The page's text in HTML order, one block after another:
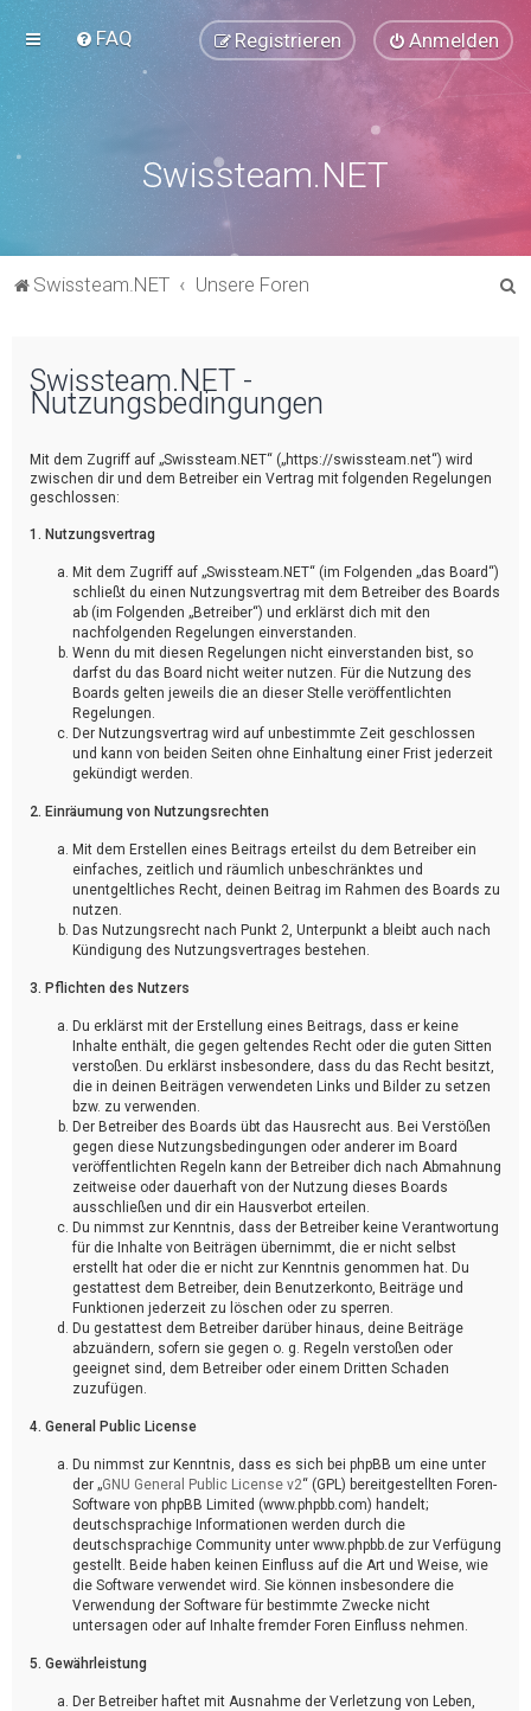
FAQ Anmelden
Registrieren
Swissteam.NET
Swissteam.NET Unsere Foren
Swissteam.NET -
Nutzungsbedingungen
Mit dem Zugriff auf „Swissteam.NET“ („https://swissteam.net“) wird
zwischen dir und dem Betreiber ein Vertrag mit folgenden Regelungen
geschlossen:
1. Nutzungsvertrag
Mit dem Zugriff auf „Swissteam.NET“ (im Folgenden „das Board“)
schließt du einen Nutzungsvertrag mit dem Betreiber des Boards
ab (im Folgenden „Betreiber“) und erklärst dich mit den
nachfolgenden Regelungen einverstanden.
Wenn du mit diesen Regelungen nicht einverstanden bist, so
darfst du das Board nicht weiter nutzen. Für die Nutzung des
Boards gelten jeweils die an dieser Stelle veröffentlichten
Regelungen.
Der Nutzungsvertrag wird auf unbestimmte Zeit geschlossen
und kann von beiden Seiten ohne Einhaltung einer Frist jederzeit
gekündigt werden.
2. Einräumung von Nutzungsrechten
Mit dem Erstellen eines Beitrags erteilst du dem Betreiber ein
einfaches, zeitlich und räumlich unbeschränktes und
unentgeltliches Recht, deinen Beitrag im Rahmen des Boards zu
nutzen.
Das Nutzungsrecht nach Punkt 2, Unterpunkt a bleibt auch nach
Kündigung des Nutzungsvertrages bestehen.
3. Pflichten des Nutzers
Du erklärst mit der Erstellung eines Beitrags, dass er keine
Inhalte enthält, die gegen geltendes Recht oder die guten Sitten
verstoßen. Du erklärst insbesondere, dass du das Recht besitzt,
die in deinen Beiträgen verwendeten Links und Bilder zu setzen
bzw. zu verwenden.
Der Betreiber des Boards übt das Hausrecht aus. Bei Verstößen
gegen diese Nutzungsbedingungen oder anderer im Board
veröffentlichten Regeln kann der Betreiber dich nach Abmahnung
zeitweise oder dauerhaft von der Nutzung dieses Boards
ausschließen und dir ein Hausverbot erteilen.
Du nimmst zur Kenntnis, dass der Betreiber keine Verantwortung
für die Inhalte von Beiträgen übernimmt, die er nicht selbst
erstellt hat oder die er nicht zur Kenntnis genommen hat. Du
gestattest dem Betreiber, dein Benutzerkonto, Beiträge und
Funktionen jederzeit zu löschen oder zu sperren.
Du gestattest dem Betreiber darüber hinaus, deine Beiträge
abzuändern, sofern sie gegen o. g. Regeln verstoßen oder
geeignet sind, dem Betreiber oder einem Dritten Schaden
zuzufügen.
4. General Public License
Du nimmst zur Kenntnis, dass es sich bei phpBB um eine unter
der „GNU General Public License v2“ (GPL) bereitgestellten Foren-
Software von phpBB Limited (www.phpbb.com) handelt;
deutschsprachige Informationen werden durch die
deutschsprachige Community unter www.phpbb.de zur Verfügung
gestellt. Beide haben keinen Einfluss auf die Art und Weise, wie
die Software verwendet wird. Sie können insbesondere die
Verwendung der Software für bestimmte Zwecke nicht
untersagen oder auf Inhalte fremder Foren Einfluss nehmen.
5. Gewährleistung
Der Betreiber haftet mit Ausnahme der Verletzung von Leben,